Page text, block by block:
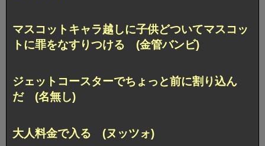
マスコットキャラ越しに子供どついてマスコッ
トに罪をなすりつける (金管バンビ)
ジェットコースターでちょっと前に割り込ん
だ (名無し)
大人料金で入る (ヌッツォ)